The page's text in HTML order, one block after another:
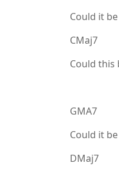
Could it
Could this
Could it